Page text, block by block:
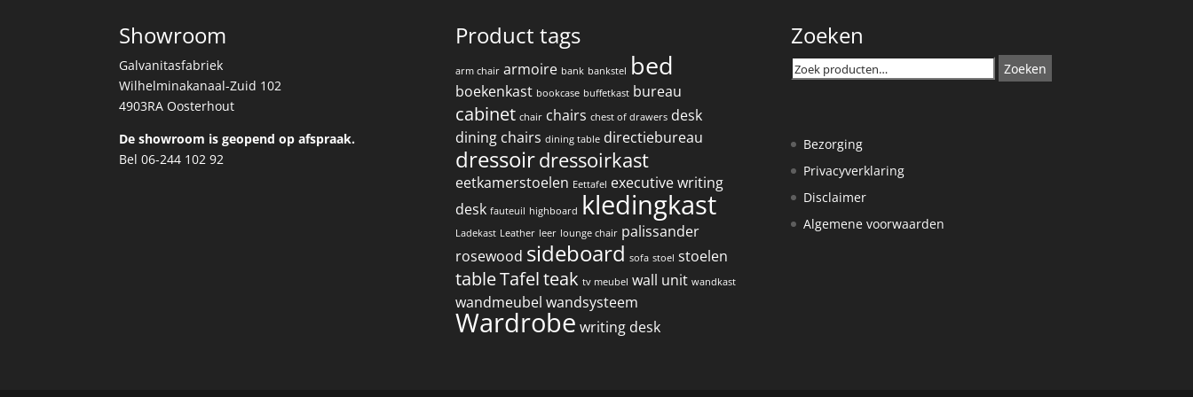
Showroom
Galvanitasfabriek
Wilhelminakanaal-Zuid 102
4903RA Oosterhout
De showroom is geopend op afspraak.
Bel 06-244 102 92
Product tags
arm chair armoire bank bankstel bed
boekenkast bookcase buffetkast bureau
cabinet chair chairs chest of drawers desk
dining chairs dining table directiebureau
dressoirdressoirkast
eetkamerstoelen Eettafel executive writing
desk fauteuil highboard kledingkast
Ladekast Leather leer lounge chair palissander
rosewood sideboard sofa stoel stoelen
tableTafelteak tv meubel wall unit wandkast
wandmeubel wandsysteem
Wardrobe writing desk
Zoeken
Zoeken
naar:
Zoeken
Bezorging
Privacyverklaring
Disclaimer
Algemene voorwaarden